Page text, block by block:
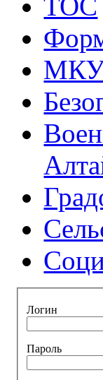
МКУ
Логин
Пароль